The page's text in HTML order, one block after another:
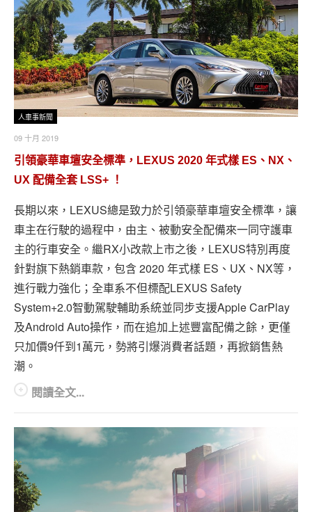
人車事新聞
09 十月 2019
引領豪華車壇安全標準，LEXUS 2020 年式樣 ES、NX、
UX 配備全套 LSS+ ！
長期以來，LEXUS總是致力於引領豪華車壇安全標準，讓
車主在行駛的過程中，由主、被動安全配備來一同守護車
主的行車安全。繼RX小改款上市之後，LEXUS特別再度
針對旗下熱銷車款，包含 2020 年式樣 ES、UX、NX等，
進行戰力強化；全車系不但標配LEXUS Safety
System+2.0智動駕駛輔助系統並同步支援Apple CarPlay
及Android Auto操作，而在追加上述豐富配備之餘，更僅
只加價9仟到1萬元，勢將引爆消費者話題，再掀銷售熱
潮。
閱讀全文...